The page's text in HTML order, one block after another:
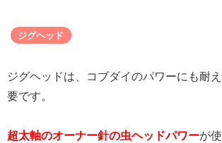
ジグヘッド
ジグヘッドは、コブダイのパワーにも耐
要です。
超太軸のオーナー針の虫ヘッドパワーが